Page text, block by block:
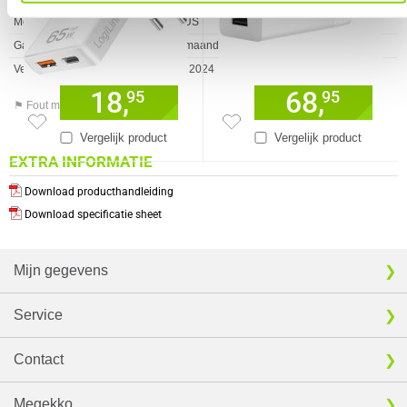
Merk
ASUS
Garantie
24 maanden
Verkrijgbaar sinds
Juli 2024
⚑ Fout melden
EXTRA INFORMATIE
Download producthandleiding
Download specificatie sheet
Vergelijk product
18,95
Vergelijk product
68,95
Mijn gegevens
Service
Contact
Megekko